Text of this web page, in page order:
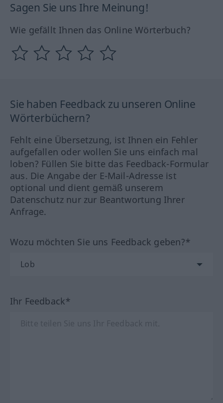
Sagen Sie uns Ihre Meinung!
Wie gefällt Ihnen das Online Wörterbuch?
Sie haben Feedback zu unseren Online
Wörterbüchern?
Fehlt eine Übersetzung, ist Ihnen ein Fehler
aufgefallen oder wollen Sie uns einfach mal
loben? Füllen Sie bitte das Feedback-Formular
aus. Die Angabe der E-Mail-Adresse ist
optional und dient gemäß unserem
Datenschutz nur zur Beantwortung Ihrer
Anfrage.
Wozu möchten Sie uns Feedback geben?*
Ihr Feedback*